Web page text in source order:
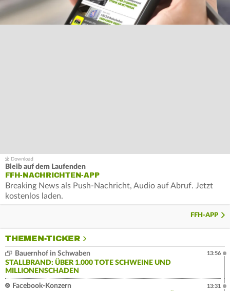
Bleib auf dem Laufenden
FFH-NACHRICHTEN-APP
Breaking News als Push-Nachricht, Audio auf Abruf. Jetzt
kostenlos laden.
FFH-APP
THEMEN-TICKER
Bauernhof in Schwaben
STALLBRAND: ÜBER 1.000 TOTE SCHWEINE UND
MILLIONENSCHADEN
13:56
Facebook-Konzern
13:31